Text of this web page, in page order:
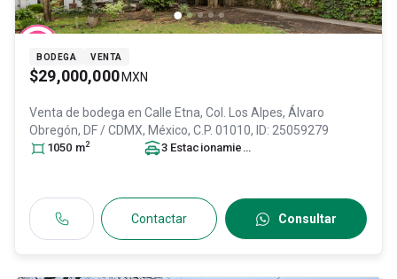
BODEGA VENTA
$29,000,000 MXN
Venta de bodega en Calle Etna, Col. Los Alpes, Álvaro
Obregón, DF / CDMX, México, C.P. 01010, ID: 25059279
1050 m2 3 Estacionamiento
Contactar Consultar